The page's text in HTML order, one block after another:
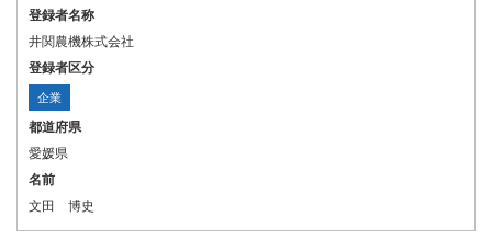
登録者名称
井関農機株式会社
登録者区分
企業
都道府県
愛媛県
名前
文田 博史